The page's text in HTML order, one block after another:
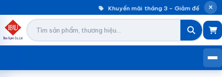
Khuyến mãi tháng 3 – Giảm đến